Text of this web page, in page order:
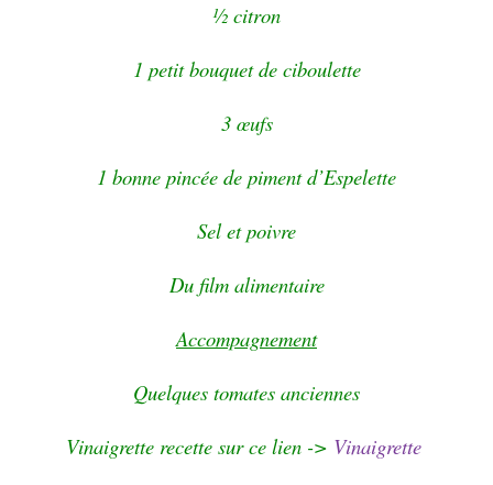
½ citron
1 petit bouquet de ciboulette
3 œufs
1 bonne pincée de piment d’Espelette
Sel et poivre
Du film alimentaire
Accompagnement
Quelques tomates anciennes
Vinaigrette recette sur ce lien -> Vinaigrette